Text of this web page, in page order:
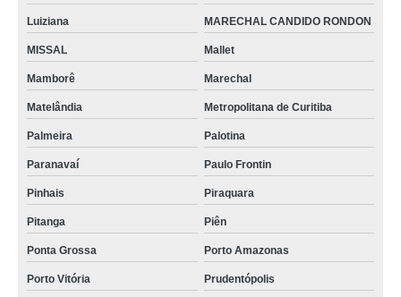
Luiziana MARECHAL CANDIDO RONDON
MISSAL Mallet
Mamborê Marechal
Matelândia Metropolitana de Curitiba
Palmeira Palotina
Paranavaí Paulo Frontin
Pinhais Piraquara
Pitanga Piên
Ponta Grossa Porto Amazonas
Porto Vitória Prudentópolis